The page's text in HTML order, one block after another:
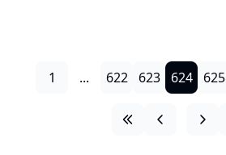
1 ... 622 623 624 625